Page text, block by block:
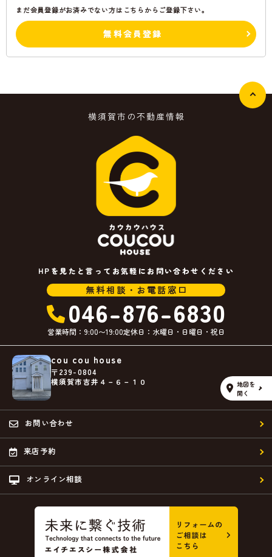
まだ会員登録がお済みでない方はこちらからご登録下さい。
無料会員登録
横須賀市の不動産情報
HPを見たと言ってお気軽にお問い合わせください
無料相談・お電話窓口
046-876-6830
営業時間：9:00〜19:00定休日：水曜日・日曜日・祝日
cou cou house
〒239-0804
横須賀市吉井４－６－１０
地図を
開く
お問い合わせ
来店予約
オンライン相談